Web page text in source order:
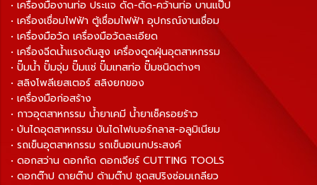
• เครื่องมืองานท่อ ประแจ ดัด-ตัด-คว้านท่อ บานแป๊ป
• เครื่องเชื่อมไฟฟ้า ตู้เชื่อมไฟฟ้า อุปกรณ์งานเชื่อม
• เครื่องมือวัด เครื่องมือวัดละเอียด
• เครื่องฉีดน้ำแรงดันสูง เครื่องดูดฝุ่นอุตสาหกรรม
• ปั๊มน้ำ ปั๊มจุ่ม ปั๊มแช่ ปั๊มเทสท่อ ปั๊มชนิดต่างๆ
• สลิงโพลีเยสเตอร์ สลิงยกของ
• เครื่องมือก่อสร้าง
• กาวอุตสาหกรรม น้ำยาเคมี น้ำยาเช็ครอยร้าว
• บันไดอุตสาหกรรม บันไดไฟเบอร์กลาส-อลูมิเนียม
• รถเข็นอุตสาหกรรม รถเข็นอเนกประสงค์
• ดอกสว่าน ดอกกัด ดอกเจียร์ CUTTING TOOLS
• ดอกต๊าป ดายต๊าป ด้ามต๊าป ชุดสปริงซ่อมเกลียว